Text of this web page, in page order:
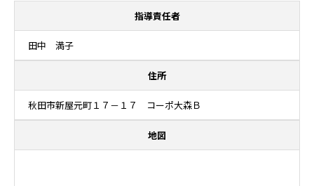
指導責任者
田中 満子
住所
秋田市新屋元町１７－１７ コーポ大森Ｂ
地図